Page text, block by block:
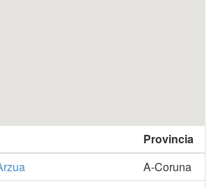
Provincia
A-Coruna